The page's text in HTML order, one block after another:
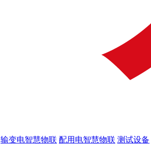
输变电智慧物联 配用电智慧物联 测试设备